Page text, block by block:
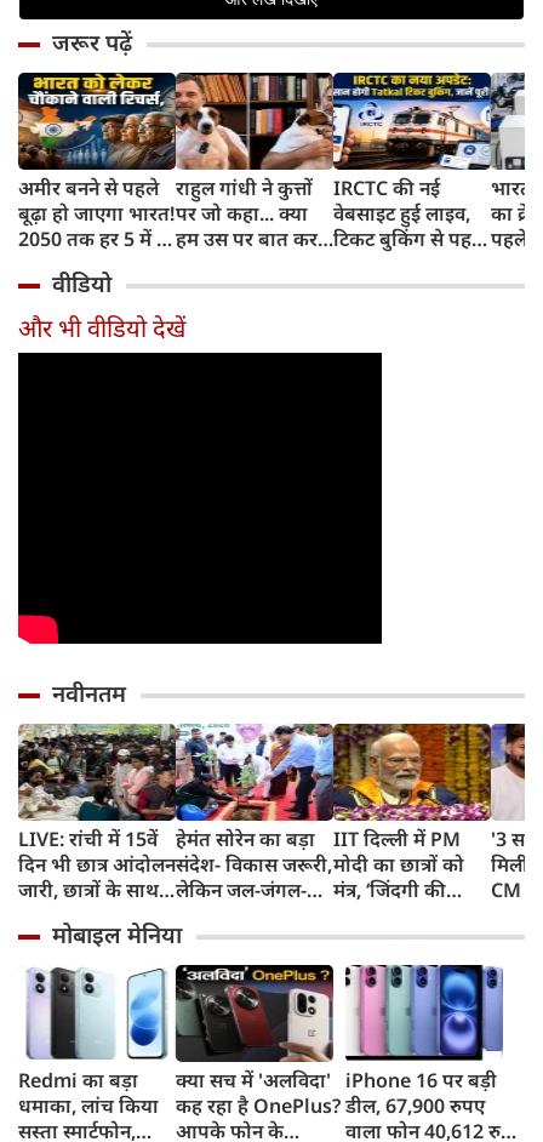
जरूर पढ़ें
अमीर बनने से पहले
बूढ़ा हो जाएगा भारत!
2050 तक हर 5 में 1
साल से ज्यादा उम्र का
राहुल गांधी ने कुत्तों
पर जो कहा... क्या
हम उस पर बात कर
IRCTC की नई
वेबसाइट हुई लाइव,
टिकट बुकिंग से पहले
काम, जानें पूरा
भारत
का
पहले
और
वीडियो
और भी वीडियो देखें
नवीनतम
LIVE: रांची में 15वें
दिन भी छात्र आंदोलन
जारी, छात्रों के साथ
हेमंत सोरेन का बड़ा
संदेश- विकास जरूरी,
लेकिन जल-जंगल-
नहीं
IIT दिल्ली में PM
मोदी का छात्रों को
मंत्र, ‘जिंदगी की
ऑफ सिलेबस’,
चुनौतियों से मत
घबराना
'3
CM
हूं काम
मोबाइल मेनिया
Redmi का बड़ा
धमाका, लांच किया
सस्ता स्मार्टफोन,
क्या सच में 'अलविदा'
कह रहा है OnePlus?
आपके फोन के
iPhone 16 पर बड़ी
डील, 67,900 रुपए
वाला फोन 40,612 रुपए